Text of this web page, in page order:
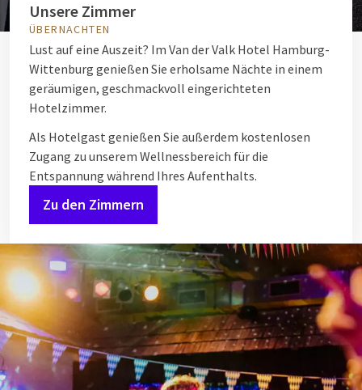
Unsere Zimmer
ÜBERNACHTEN
Lust auf eine Auszeit? Im Van der Valk Hotel Hamburg-
Wittenburg genießen Sie erholsame Nächte in einem
geräumigen, geschmackvoll eingerichteten
Hotelzimmer.
Als Hotelgast genießen Sie außerdem kostenlosen
Zugang zu unserem Wellnessbereich für die
Entspannung während Ihres Aufenthalts.
Zu den Zimmern